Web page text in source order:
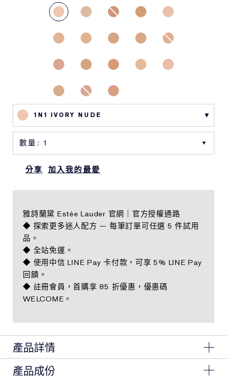
1N1 IVORY NUDE
分享 加入我的最愛
雅詩蘭黛 Estée Lauder 官網｜官方授權通路
◆ 探索更多迷人配方 — 每筆訂單可任選 5 件試用
品。
◆ 全站免運。
◆ 使用中信 LINE Pay 卡付款，可享 5% LINE Pay
回饋。
◆ 註冊會員，首購享 85 折優惠，優惠碼
WELCOME。
產品詳情
全新無瑕境界！
產品成份